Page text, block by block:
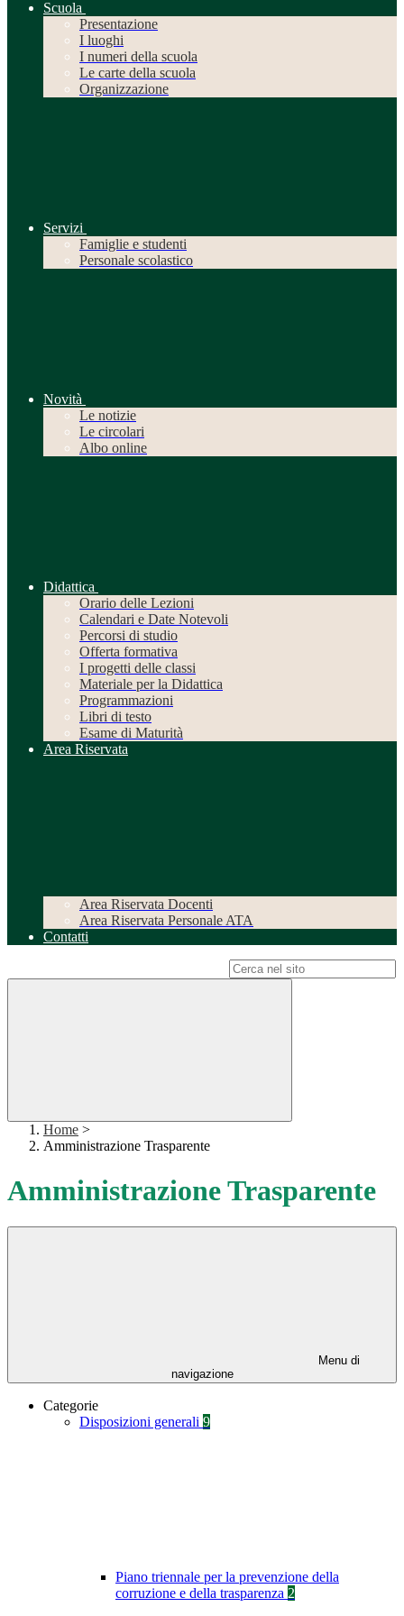
Scuola
Presentazione
I luoghi
I numeri della scuola
Le carte della scuola
Organizzazione
Servizi
Famiglie e studenti
Personale scolastico
Novità
Le notizie
Le circolari
Albo online
Didattica
Orario delle Lezioni
Calendari e Date Notevoli
Percorsi di studio
Offerta formativa
I progetti delle classi
Materiale per la Didattica
Programmazioni
Libri di testo
Esame di Maturità
Area Riservata
Area Riservata Docenti
Area Riservata Personale ATA
Contatti
Home >
Amministrazione Trasparente
Amministrazione Trasparente
Menu di
navigazione
Categorie
Disposizioni generali 9
Piano triennale per la prevenzione della
corruzione e della trasparenza 2